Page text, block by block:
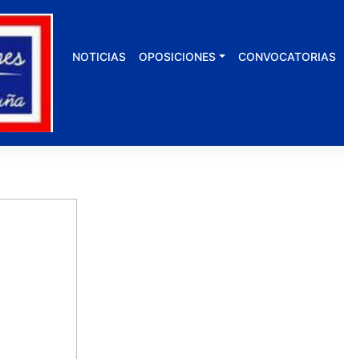
NOTICIAS OPOSICIONES CONVOCATORIAS